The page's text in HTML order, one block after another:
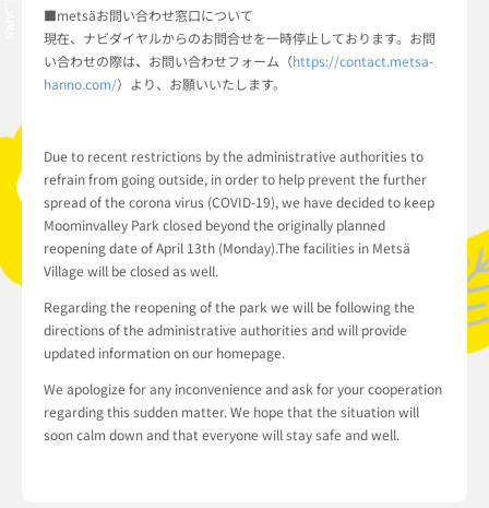
■metsäお問い合わせ窓口について
現在、ナビダイヤルからのお問合せを一時停止しております。お問
い合わせの際は、お問い合わせフォーム（https://contact.metsa-
hanno.com/）より、お願いいたします。
Due to recent restrictions by the administrative authorities to
refrain from going outside, in order to help prevent the further
spread of the corona virus (COVID-19), we have decided to keep
Moominvalley Park closed beyond the originally planned
reopening date of April 13th (Monday).The facilities in Metsä
Village will be closed as well.
Regarding the reopening of the park we will be following the
directions of the administrative authorities and will provide
updated information on our homepage.
We apologize for any inconvenience and ask for your cooperation
regarding this sudden matter. We hope that the situation will
soon calm down and that everyone will stay safe and well.